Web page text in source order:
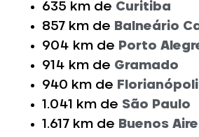
635 km de Curitiba
857 km de Balneário
904 km de Porto
914 km de Gramado
940 km de
1.041 km de São Paulo
1.617 km de Buenos